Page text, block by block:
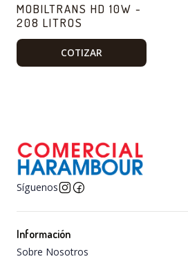
MOBILTRANS HD 10W -
208 LITROS
COTIZAR
Síguenos
Información
Sobre Nosotros